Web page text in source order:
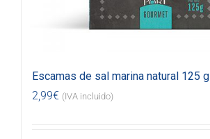
Escamas de sal marina natural 125 g
2,99€ (IVA incluido)